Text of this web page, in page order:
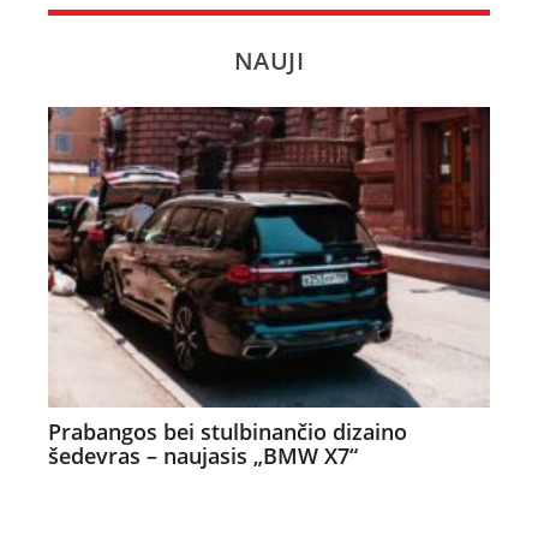
NAUJI
Prabangos bei stulbinančio dizaino
šedevras – naujasis „BMW X7“